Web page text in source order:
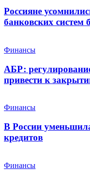
Россияне
банковских систем
Финансы
АБР:
привести к
Финансы
В России
кредитов
Финансы